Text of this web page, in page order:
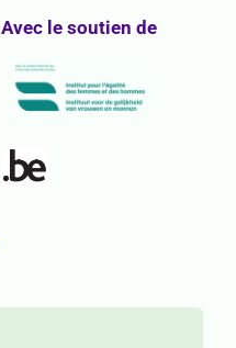
Avec le soutien de